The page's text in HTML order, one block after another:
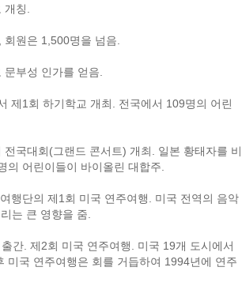
개칭.
회원은 1,500명을 넘음.
문부성 인가를 얻음.
제1회 하기학교 개최. 전국에서 109명의 어린
국대회(그랜드 콘서트) 개최. 일본 황태자를 비
의 어린이들이 바이올린 대합주.
행단의 제1회 미국 연주여행. 미국 전역의 음악
는 큰 영향을 줌.
간. 제2회 미국 연주여행. 미국 19개 도시에서
미국 연주여행은 회를 거듭하여 1994년에 연주